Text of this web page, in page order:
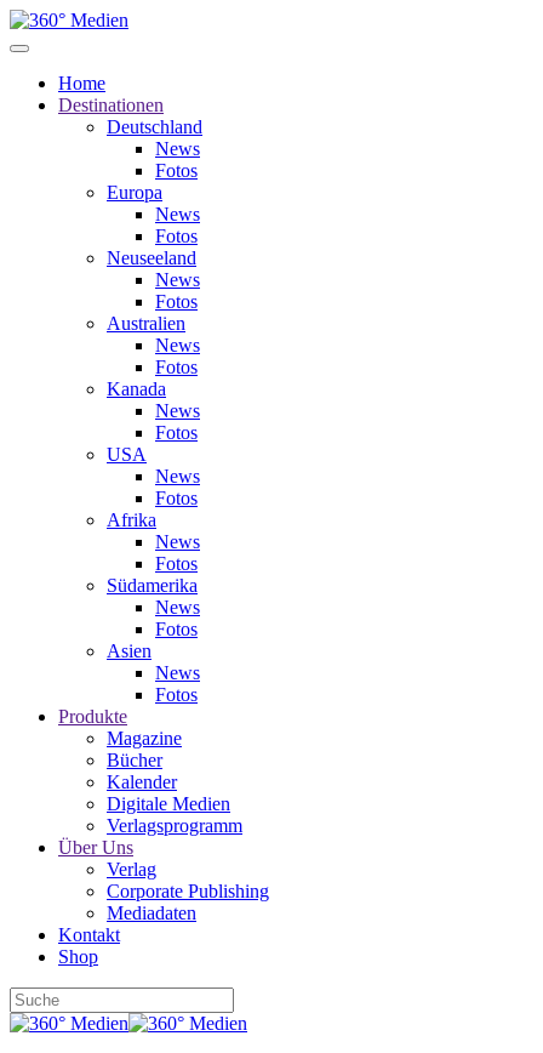
Home
Destinationen
Deutschland
News
Fotos
Europa
News
Fotos
Neuseeland
News
Fotos
Australien
News
Fotos
Kanada
News
Fotos
USA
News
Fotos
Afrika
News
Fotos
Südamerika
News
Fotos
Asien
News
Fotos
Produkte
Magazine
Bücher
Kalender
Digitale Medien
Verlagsprogramm
Über Uns
Verlag
Corporate Publishing
Mediadaten
Kontakt
Shop